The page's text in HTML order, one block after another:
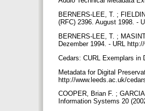
BERNERS-LEE, T. ;
(RFC) 2396. August 1998. -
BERNERS-LEE, T. ;
Dezember 1994. - URL
Cedars: CURL Exemplars
Metadata for Digital
http://www.leeds.ac.uk/
COOPER, Brian F. ;
Information Systems 20